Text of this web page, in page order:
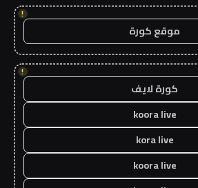
!
موقع كورة
!
كورة لايف
koora live
kora live
koora live